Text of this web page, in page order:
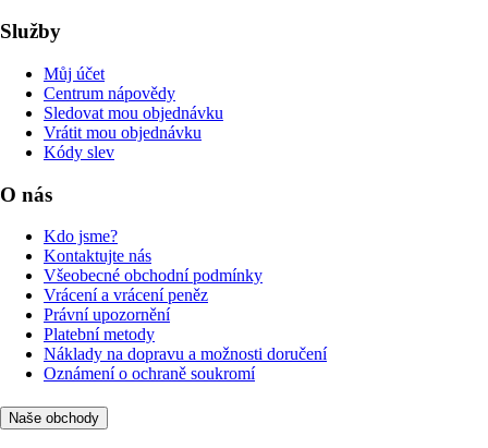
Služby
Můj účet
Centrum nápovědy
Sledovat mou objednávku
Vrátit mou objednávku
Kódy slev
O nás
Kdo jsme?
Kontaktujte nás
Všeobecné obchodní podmínky
Vrácení a vrácení peněz
Právní upozornění
Platební metody
Náklady na dopravu a možnosti doručení
Oznámení o ochraně soukromí
Naše obchody